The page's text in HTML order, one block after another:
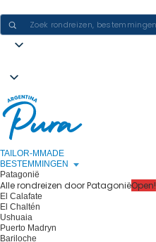
TAILOR-MMADE
BESTEMMINGEN
Patagonië
Alle rondreizen door PatagoniëOpen!
El Calafate
El Chaltén
Ushuaia
Puerto Madryn
Bariloche